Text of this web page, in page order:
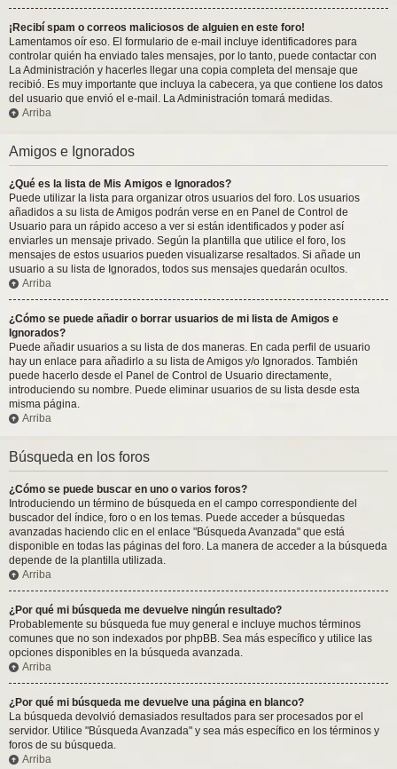
¡Recibí spam o correos maliciosos de alguien en este foro!
Lamentamos oír eso. El formulario de e-mail incluye identificadores para
controlar quién ha enviado tales mensajes, por lo tanto, puede contactar con
La Administración y hacerles llegar una copia completa del mensaje que
recibió. Es muy importante que incluya la cabecera, ya que contiene los datos
del usuario que envió el e-mail. La Administración tomará medidas.
Arriba
Amigos e Ignorados
¿Qué es la lista de Mis Amigos e Ignorados?
Puede utilizar la lista para organizar otros usuarios del foro. Los usuarios
añadidos a su lista de Amigos podrán verse en en Panel de Control de
Usuario para un rápido acceso a ver si están identificados y poder así
enviarles un mensaje privado. Según la plantilla que utilice el foro, los
mensajes de estos usuarios pueden visualizarse resaltados. Si añade un
usuario a su lista de Ignorados, todos sus mensajes quedarán ocultos.
Arriba
¿Cómo se puede añadir o borrar usuarios de mi lista de Amigos e
Ignorados?
Puede añadir usuarios a su lista de dos maneras. En cada perfil de usuario
hay un enlace para añadirlo a su lista de Amigos y/o Ignorados. También
puede hacerlo desde el Panel de Control de Usuario directamente,
introduciendo su nombre. Puede eliminar usuarios de su lista desde esta
misma página.
Arriba
Búsqueda en los foros
¿Cómo se puede buscar en uno o varios foros?
Introduciendo un término de búsqueda en el campo correspondiente del
buscador del índice, foro o en los temas. Puede acceder a búsquedas
avanzadas haciendo clic en el enlace "Búsqueda Avanzada" que está
disponible en todas las páginas del foro. La manera de acceder a la búsqueda
depende de la plantilla utilizada.
Arriba
¿Por qué mi búsqueda me devuelve ningún resultado?
Probablemente su búsqueda fue muy general e incluye muchos términos
comunes que no son indexados por phpBB. Sea más específico y utilice las
opciones disponibles en la búsqueda avanzada.
Arriba
¿Por qué mi búsqueda me devuelve una página en blanco?
La búsqueda devolvió demasiados resultados para ser procesados por el
servidor. Utilice "Búsqueda Avanzada" y sea más específico en los términos y
foros de su búsqueda.
Arriba